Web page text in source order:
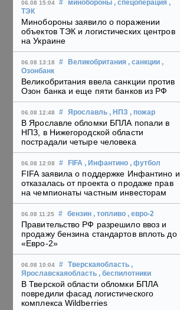
06.08 15:04 # минобороны , спецоперация ,
ТЭК
Минобороны заявило о поражении
объектов ТЭК и логистических центров
на Украине
06.08 13:18 # Великобритания , санкции ,
Озонбанк
Великобритания ввела санкции против
Озон банка и еще пяти банков из РФ
06.08 12:48 # Ярославль , НПЗ , пожар
В Ярославле обломки БПЛА попали в
НПЗ, в Нижегородской области
пострадали четыре человека
06.08 12:08 # FIFA , Инфантино , футбол
FIFA заявила о поддержке Инфантино и
отказалась от проекта о продаже прав
на чемпионаты частным инвесторам
06.08 11:25 # бензин , топливо , евро-2
Правительство РФ разрешило ввоз и
продажу бензина стандартов вплоть до
«Евро-2»
06.08 10:04 # Тверскаяобласть ,
Ярославскаяобласть , беспилотники
В Тверской области обломки БПЛА
повредили фасад логистического
комплекса Wildberries